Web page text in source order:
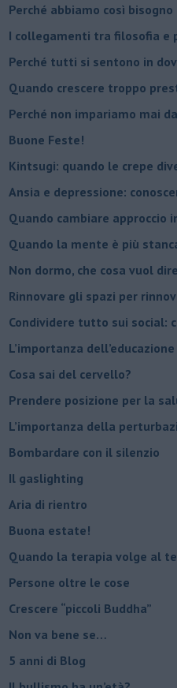
​Perché abbiamo così
​I collegamenti tra filosofia e
​Perché tutti si sentono in
​Quando crescere troppo
​Perché non impariamo mai
​Buone Feste!
​Kintsugi: quando le crepe
Ansia e depressione:
Quando cambiare approccio
​Quando la mente è più
Non dormo, che cosa vuol
​Rinnovare gli spazi per
​Condividere tutto sui social:
​L’importanza
​Cosa sai del cervello?
Prendere posizione per la
L’importanza della
​Bombardare con il silenzio
Il gaslighting
Aria di rientro
Buona estate!
​Quando la terapia volge al
​Persone oltre le cose
​Crescere “piccoli Buddha”
Non va bene se…
​5 anni di Blog